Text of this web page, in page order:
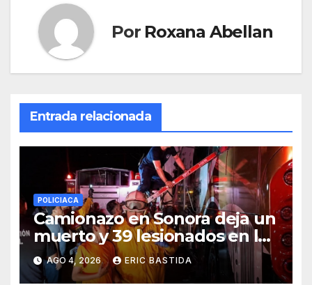
Por Roxana Abellan
Entrada relacionada
POLICIACA
Camionazo en Sonora deja un
muerto y 39 lesionados en la
carretera Obregón-Empalme
AGO 4, 2026 ERIC BASTIDA